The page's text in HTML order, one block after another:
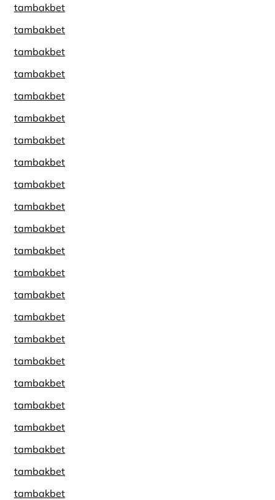
tambakbet
tambakbet
tambakbet
tambakbet
tambakbet
tambakbet
tambakbet
tambakbet
tambakbet
tambakbet
tambakbet
tambakbet
tambakbet
tambakbet
tambakbet
tambakbet
tambakbet
tambakbet
tambakbet
tambakbet
tambakbet
tambakbet
tambakbet